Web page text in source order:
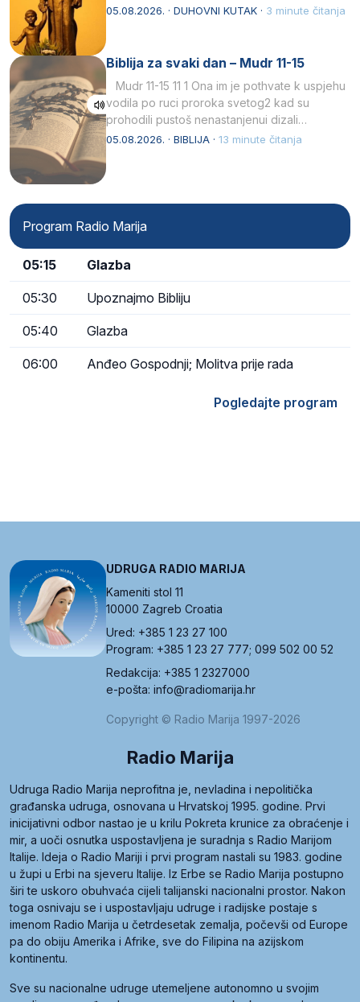
Poočime Isusov,…
05.08.2026. · DUHOVNI KUTAK · 3 minute čitanja
Biblija za svaki dan – Mudr 11-15
Mudr 11-15 11 1 Ona im je pothvate k uspjehu
vodila po ruci proroka svetog2 kad su
prohodili pustoš nenastanjenui dizali…
05.08.2026. · BIBLIJA · 13 minute čitanja
Program Radio Marija
05:15 Glazba
05:30 Upoznajmo Bibliju
05:40 Glazba
06:00 Anđeo Gospodnji; Molitva prije rada
Pogledajte program
UDRUGA RADIO MARIJA
Kameniti stol 11
10000 Zagreb Croatia
Ured: +385 1 23 27 100
Program: +385 1 23 27 777; 099 502 00 52
Redakcija: +385 1 2327000
e-pošta: info@radiomarija.hr
Copyright © Radio Marija 1997-2026
Radio Marija
Udruga Radio Marija neprofitna je, nevladina i nepolitička
građanska udruga, osnovana u Hrvatskoj 1995. godine. Prvi
inicijativni odbor nastao je u krilu Pokreta krunice za obraćenje i
mir, a uoči osnutka uspostavljena je suradnja s Radio Marijom
Italije. Ideja o Radio Mariji i prvi program nastali su 1983. godine
u župi u Erbi na sjeveru Italije. Iz Erbe se Radio Marija postupno
širi te uskoro obuhvaća cijeli talijanski nacionalni prostor. Nakon
toga osnivaju se i uspostavljaju udruge i radijske postaje s
imenom Radio Marija u četrdesetak zemalja, počevši od Europe
pa do obiju Amerika i Afrike, sve do Filipina na azijskom
kontinentu.
Sve su nacionalne udruge utemeljene autonomno u svojim